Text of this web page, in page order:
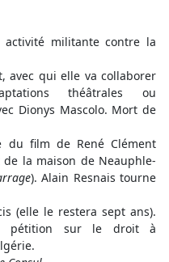
activité militante contre la
avec qui elle va collaborer
théâtrales ou
Dionys Mascolo. Mort de
du film de René Clément
de la maison de Neauphle-
). Alain Resnais tourne
(elle le restera sept ans).
pétition sur le droit à